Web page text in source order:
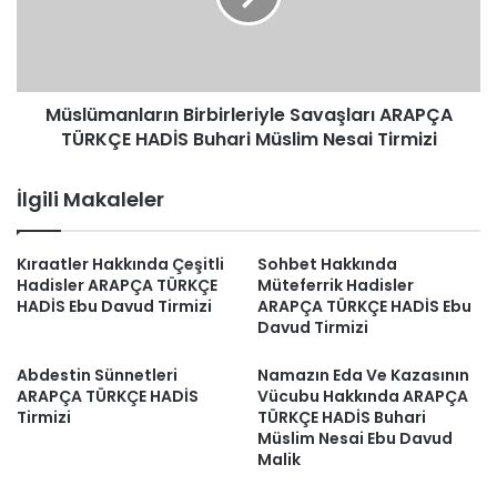
Nesai
TirmiziMüslümanların Birbirleriyle Savaşları ARAPÇA
TÜRKÇE HADİS Buhari Müslim Nesai Tirmizi
İlgili Makaleler
Kıraatler Hakkında Çeşitli
Hadisler ARAPÇA TÜRKÇE
HADİS Ebu Davud Tirmizi
Sohbet Hakkında
Müteferrik Hadisler
ARAPÇA TÜRKÇE HADİS Ebu
Davud Tirmizi
Abdestin Sünnetleri
ARAPÇA TÜRKÇE HADİS
Tirmizi
Namazın Eda Ve Kazasının
Vücubu Hakkında ARAPÇA
TÜRKÇE HADİS Buhari
Müslim Nesai Ebu Davud
Malik